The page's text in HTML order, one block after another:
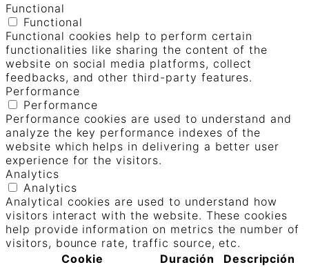
Functional
Functional
Functional cookies help to perform certain
functionalities like sharing the content of the
website on social media platforms, collect
feedbacks, and other third-party features.
Performance
Performance
Performance cookies are used to understand and
analyze the key performance indexes of the
website which helps in delivering a better user
experience for the visitors.
Analytics
Analytics
Analytical cookies are used to understand how
visitors interact with the website. These cookies
help provide information on metrics the number of
visitors, bounce rate, traffic source, etc.
Cookie
Duración Descripción